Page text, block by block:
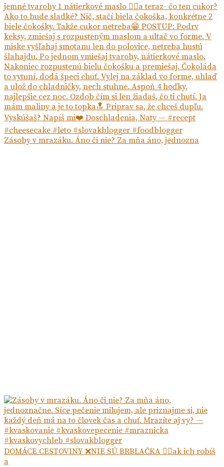
Zásoby v mrazáku. Áno či nie? Za mňa áno, jednozna
DOMÁCE CESTOVINY ❌NIE SÚ BRBLAČKA ☝🏻ak ich robíš
a